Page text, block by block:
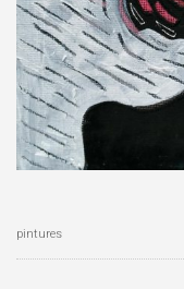
pintures